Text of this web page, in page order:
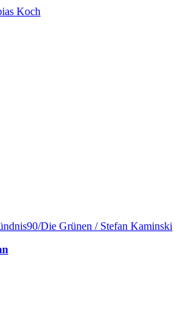
Koch
Die Grünen / Stefan Kaminski